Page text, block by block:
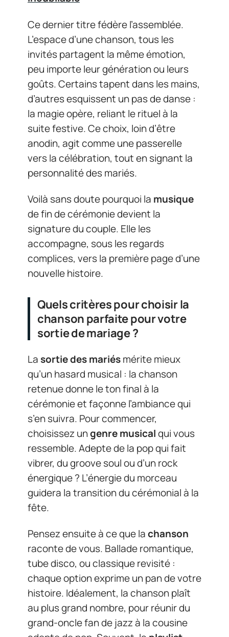
Ce dernier titre fédère l’assemblée.
L’espace d’une chanson, tous les
invités partagent la même émotion,
peu importe leur génération ou leurs
goûts. Certains tapent dans les mains,
d’autres esquissent un pas de danse :
la magie opère, reliant le rituel à la
suite festive. Ce choix, loin d’être
anodin, agit comme une passerelle
vers la célébration, tout en signant la
personnalité des mariés.
Voilà sans doute pourquoi la musique
de fin de cérémonie devient la
signature du couple. Elle les
accompagne, sous les regards
complices, vers la première page d’une
nouvelle histoire.
Quels critères pour choisir la
chanson parfaite pour votre
sortie de mariage ?
La sortie des mariésmérite mieux
qu’un hasard musical : la chanson
retenue donne le ton final à la
cérémonie et façonne l’ambiance qui
s’en suivra. Pour commencer,
choisissez ungenre musicalqui vous
ressemble. Adepte de la pop qui fait
vibrer, du groove soul ou d’un rock
énergique ? L’énergie du morceau
guidera la transition du cérémonial à la
fête.
Pensez ensuite à ce que lachanson
raconte de vous. Ballade romantique,
tube disco, ou classique revisité :
chaque option exprime un pan de votre
histoire. Idéalement, la chanson plaît
au plus grand nombre, pour réunir du
grand-oncle fan de jazz à la cousine